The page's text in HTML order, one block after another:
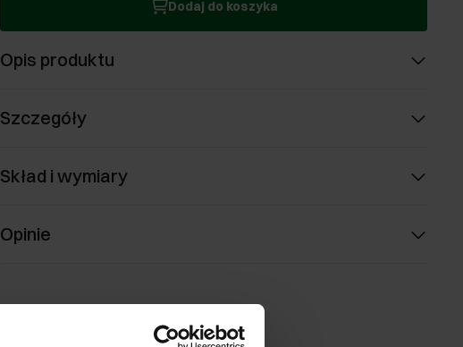
Dodaj do koszyka
Opis produktu
Szczegóły
Skład i wymiary
Opinie